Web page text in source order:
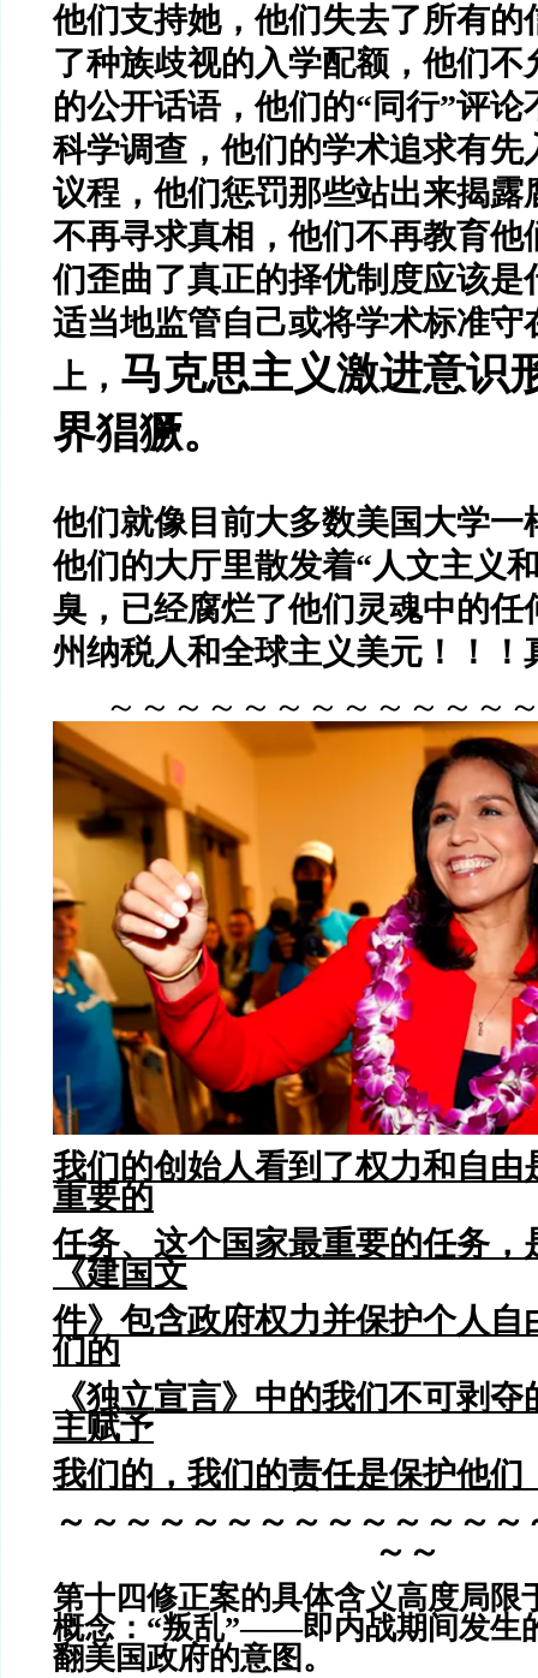
他们支持她，他们失去了所有的
了种族歧视的入学配额，他们不
的公开话语，他们的“同行”评论
科学调查，他们的学术追求有先
议程，他们惩罚那些站出来揭露
不再寻求真相，他们不再教育他
们歪曲了真正的择优制度应该是
适当地监管自己或将学术标准守
上， 马克思主义激进意识
界猖獗。
他们就像目前大多数美国大学一
他们的大厅里散发着“人文主义
臭，已经腐烂了他们灵魂中的任
州纳税人和全球主义美元！！！
～～～～～～～～～～～～
我们的创始人看到了权力和自由
重要的
任务、这个国家最重要的任务，
《建国文
件》包含政府权力并保护个人自
们的
《独立宣言》中的我们不可剥
主赋予
我们的，我们的责任是保护他们
～～～～～～～～～～～～～
～～
第十四修正案的具体含义高度局限
概念：“叛乱”——即内战期间发生
翻美国政府的意图。